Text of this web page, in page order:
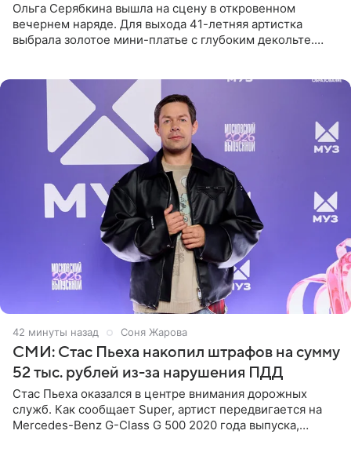
Ольга Серябкина вышла на сцену в откровенном
вечернем наряде. Для выхода 41-летняя артистка
выбрала золотое мини-платье с глубоким декольте.
42 минуты назад Соня Жарова
СМИ: Стас Пьеха накопил штрафов на сумму
52 тыс. рублей из-за нарушения ПДД
Стас Пьеха оказался в центре внимания дорожных
служб. Как сообщает Super, артист передвигается на
Mercedes-Benz G-Class G 500 2020 года выпуска,